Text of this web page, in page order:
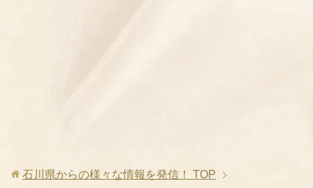
石川県からの様々な情報を発信！
TOP